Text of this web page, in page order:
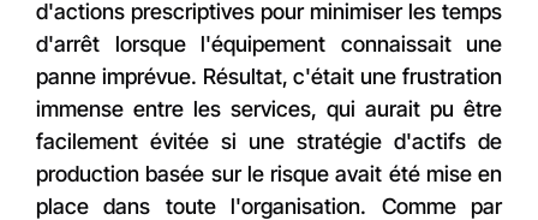
d'actions prescriptives pour minimiser les temps
d'arrêt lorsque l'équipement connaissait une
panne imprévue. Résultat, c'était une frustration
immense entre les services, qui aurait pu être
facilement évitée si une stratégie d'actifs de
production basée sur le risque avait été mise en
place dans toute l'organisation. Comme par